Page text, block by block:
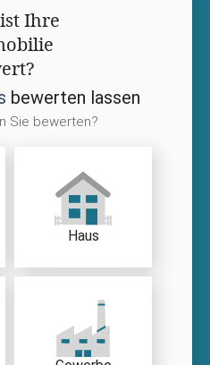
Ihre
bewerten lassen
Sie bewerten?
Haus